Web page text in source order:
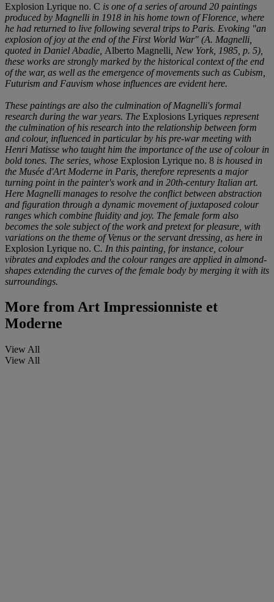
Explosion Lyrique no. C is one of a series of around 20 paintings
produced by Magnelli in 1918 in his home town of Florence, where
he had returned to live following several trips to Paris. Evoking "an
explosion of joy at the end of the First World War" (A. Magnelli,
quoted in Daniel Abadie, Alberto Magnelli , New York, 1985, p. 5),
these works are strongly marked by the historical context of the end
of the war, as well as the emergence of movements such as Cubism,
Futurism and Fauvism whose influences are evident here.
These paintings are also the culmination of Magnelli's formal
research during the war years. The Explosions Lyriques represent
the culmination of his research into the relationship between form
and colour, influenced in particular by his pre-war meeting with
Henri Matisse who taught him the importance of the use of colour in
bold tones. The series, whose Explosion Lyrique no. 8 is housed in
the Musée d'Art Moderne in Paris, therefore represents a major
turning point in the painter's work and in 20th-century Italian art.
Here Magnelli manages to resolve the conflict between abstraction
and figuration through a dynamic movement of juxtaposed colour
ranges which combine fluidity and joy. The female form also
becomes the sole subject of the work and pretext for pleasure, with
variations on the theme of Venus or the servant dressing, as here in
Explosion Lyrique no. C. In this painting, for instance, colour
vibrates and explodes and the colour ranges are applied in almond-
shapes extending the curves of the female body by merging it with its
surroundings.
More fromArt Impressionniste et
Moderne
View All
View All